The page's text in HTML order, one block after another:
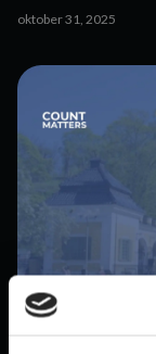
oktober 31, 2025